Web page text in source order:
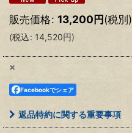
販売価格: 13,200円(税別)
(税込: 14,520円)
×
Facebookでシェア
返品特約に関する重要事項